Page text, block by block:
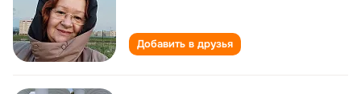
Добавить в друзья